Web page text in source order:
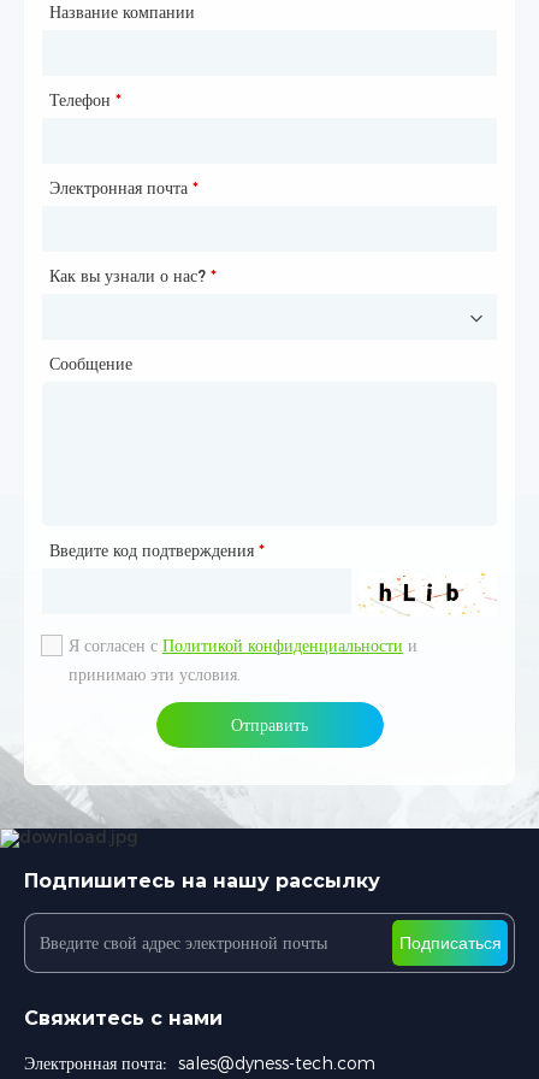
Название компании
Телефон *
Электронная почта *
Как вы узнали о нас? *
Сообщение
Введите код подтверждения *
Я согласен с Политикой конфиденциальности и
принимаю эти условия.
Отправить
Город
Почтовый ящик
Телефон*
Как вы узнали о нас? *
Сообщение
Введите код подтверждения *
Я согласен с Политикой конфиденциальности и
принимаю эти условия.
Отправить
Подпишитесь на нашу рассылку
Подписаться
Свяжитесь с нами
Электронная почта: sales@dyness-tech.com